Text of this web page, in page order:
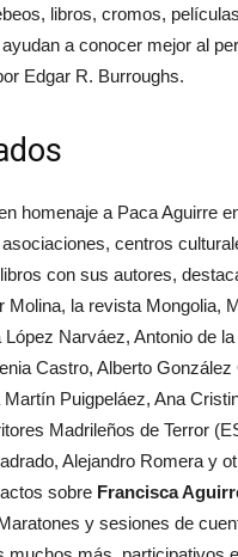
libros, cromos,
a conocer mejor al
Edgar R. Burroughs.
homenaje a Paca Aguirre
centros
con sus autores,
Molina, la revista Mongolia,
Narváez, Antonio de la
Castro, Alberto
Puigpeláez, Ana
Madrileños de Terror
Alejandro Romera y
sobre Francisca
y sesiones de